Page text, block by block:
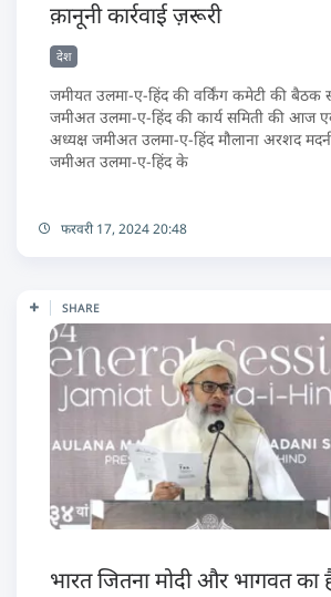
क़ानूनी कार्रवाई ज़रूरी
देश
जमीयत उलमा-ए-हिंद की वर्किंग कमेटी की बैठक
जमीअत उलमा-ए-हिंद की कार्य समिती की आज
अध्यक्ष जमीअत उलमा-ए-हिंद मौलाना अरशद
जमीअत उलमा-ए-हिंद के
फरवरी 17, 2024 20:48
SHARE
भारत जितना मोदी और भागवत का